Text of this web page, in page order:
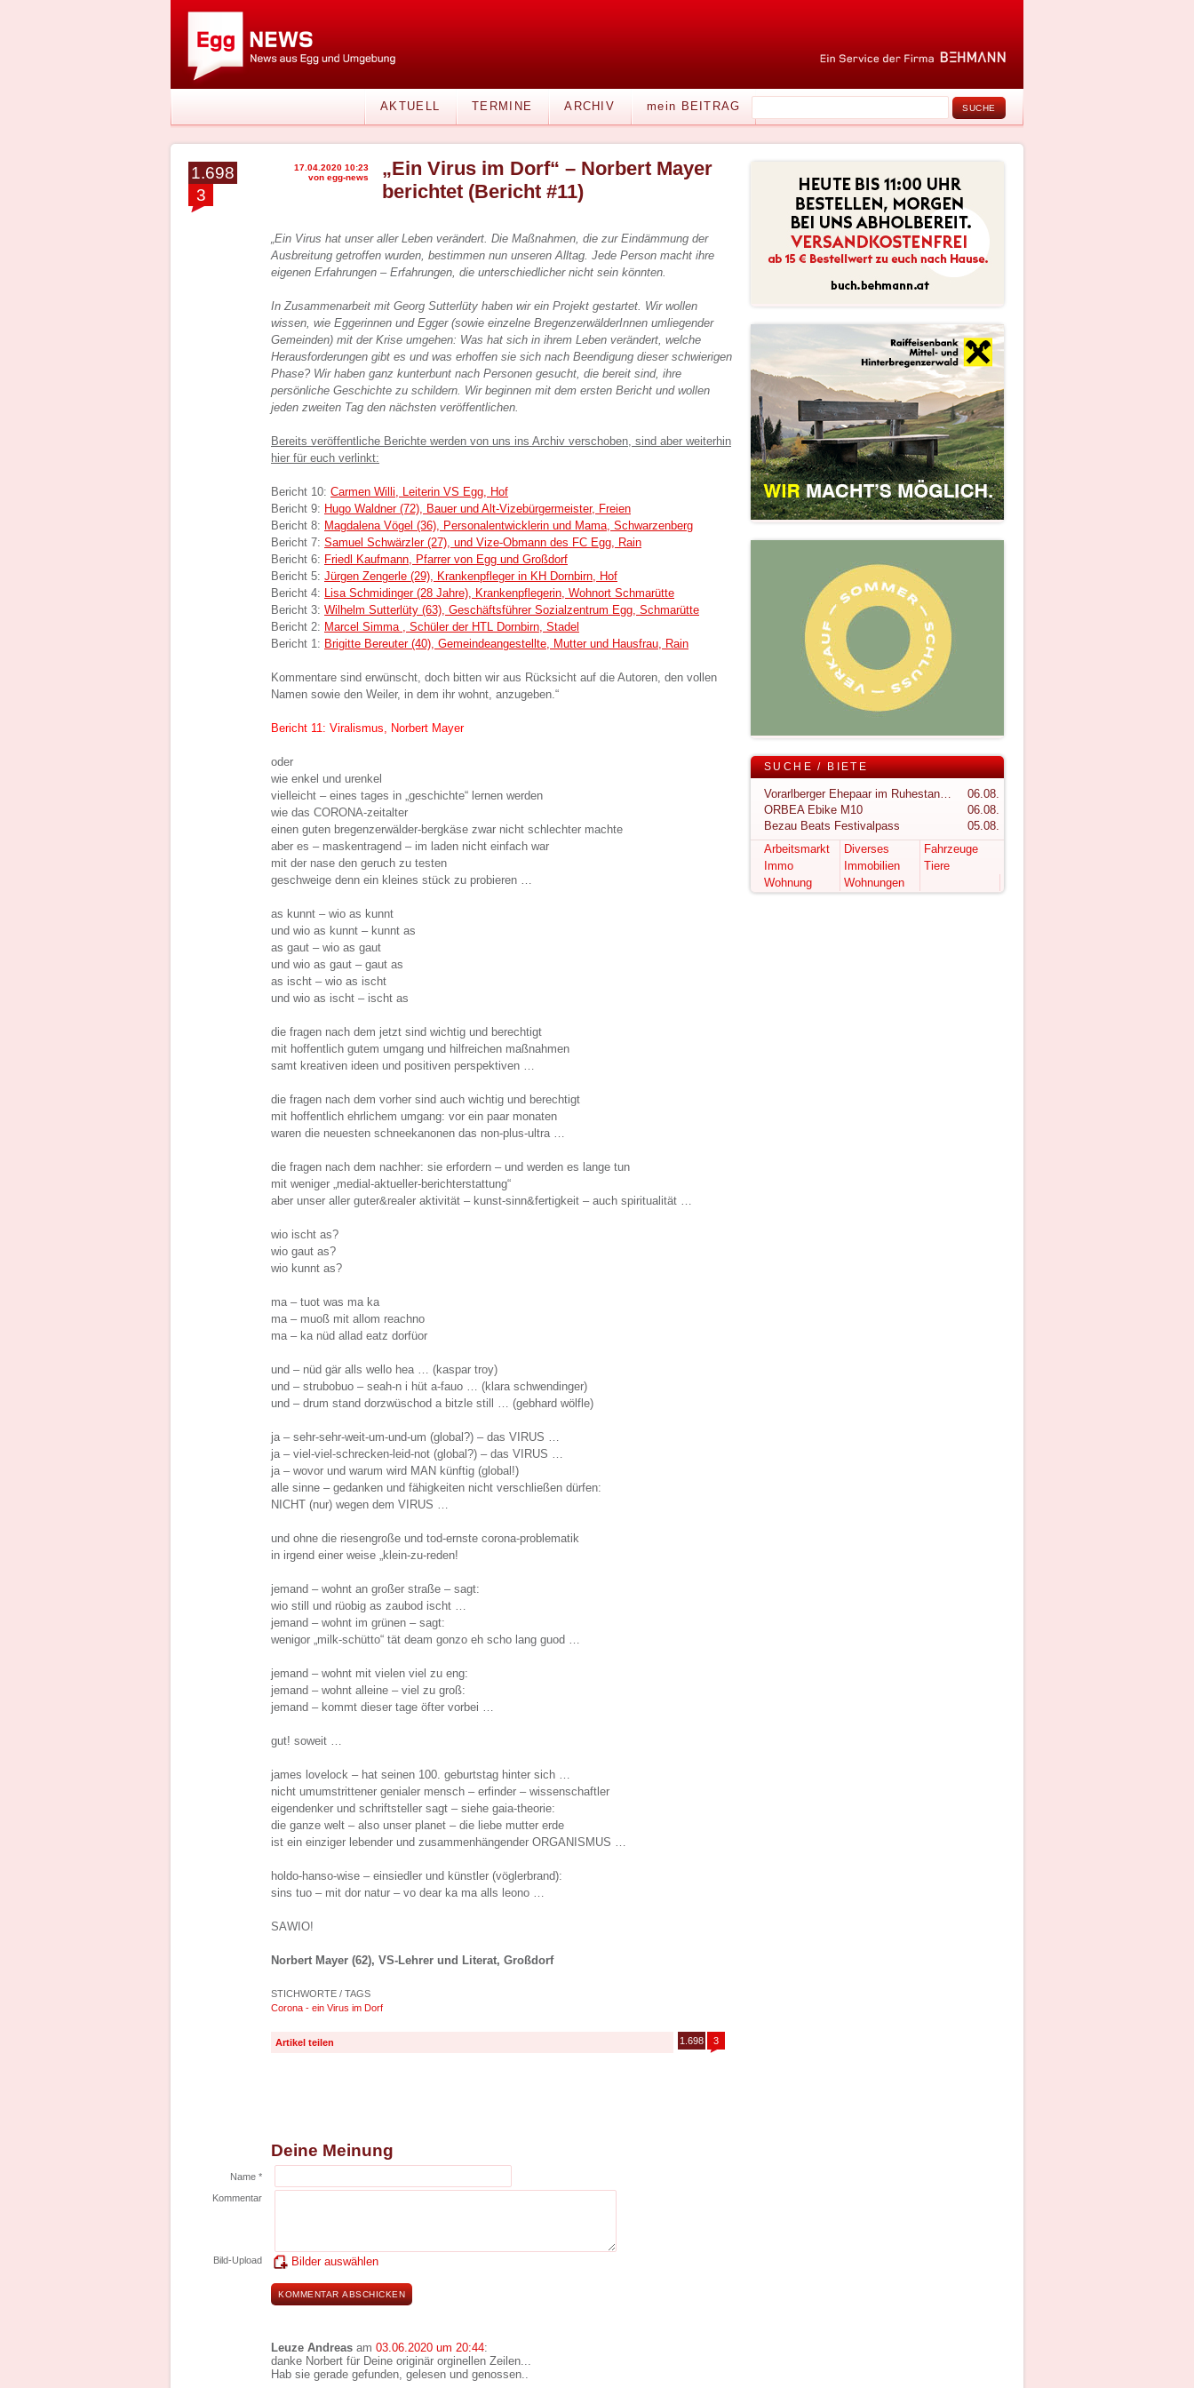
AKTUELL TERMINE ARCHIV mein BEITRAG
1.698
3
17.04.2020 10:23
von egg-news
„Ein Virus im Dorf“ – Norbert Mayer
berichtet (Bericht #11)
„Ein Virus hat unser aller Leben verändert. Die Maßnahmen, die zur Eindämmung der
Ausbreitung getroffen wurden, bestimmen nun unseren Alltag. Jede Person macht ihre
eigenen Erfahrungen – Erfahrungen, die unterschiedlicher nicht sein könnten.
In Zusammenarbeit mit Georg Sutterlüty haben wir ein Projekt gestartet. Wir wollen
wissen, wie Eggerinnen und Egger (sowie einzelne BregenzerwälderInnen umliegender
Gemeinden) mit der Krise umgehen: Was hat sich in ihrem Leben verändert, welche
Herausforderungen gibt es und was erhoffen sie sich nach Beendigung dieser schwierigen
Phase? Wir haben ganz kunterbunt nach Personen gesucht, die bereit sind, ihre
persönliche Geschichte zu schildern. Wir beginnen mit dem ersten Bericht und wollen
jeden zweiten Tag den nächsten veröffentlichen.
Bereits veröffentliche Berichte werden von uns ins Archiv verschoben, sind aber weiterhin
hier für euch verlinkt:
Bericht 10: Carmen Willi, Leiterin VS Egg, Hof
Bericht 9: Hugo Waldner (72), Bauer und Alt-Vizebürgermeister, Freien
Bericht 8: Magdalena Vögel (36), Personalentwicklerin und Mama, Schwarzenberg
Bericht 7: Samuel Schwärzler (27), und Vize-Obmann des FC Egg, Rain
Bericht 6: Friedl Kaufmann, Pfarrer von Egg und Großdorf
Bericht 5: Jürgen Zengerle (29), Krankenpfleger in KH Dornbirn, Hof
Bericht 4: Lisa Schmidinger (28 Jahre), Krankenpflegerin, Wohnort Schmarütte
Bericht 3: Wilhelm Sutterlüty (63), Geschäftsführer Sozialzentrum Egg, Schmarütte
Bericht 2: Marcel Simma , Schüler der HTL Dornbirn, Stadel
Bericht 1: Brigitte Bereuter (40), Gemeindeangestellte, Mutter und Hausfrau, Rain
Kommentare sind erwünscht, doch bitten wir aus Rücksicht auf die Autoren, den vollen
Namen sowie den Weiler, in dem ihr wohnt, anzugeben.“
Bericht 11: Viralismus, Norbert Mayer
oder
wie enkel und urenkel
vielleicht – eines tages in „geschichte“ lernen werden
wie das CORONA-zeitalter
einen guten bregenzerwälder-bergkäse zwar nicht schlechter machte
aber es – maskentragend – im laden nicht einfach war
mit der nase den geruch zu testen
geschweige denn ein kleines stück zu probieren …
as kunnt – wio as kunnt
und wio as kunnt – kunnt as
as gaut – wio as gaut
und wio as gaut – gaut as
as ischt – wio as ischt
und wio as ischt – ischt as
die fragen nach dem jetzt sind wichtig und berechtigt
mit hoffentlich gutem umgang und hilfreichen maßnahmen
samt kreativen ideen und positiven perspektiven …
die fragen nach dem vorher sind auch wichtig und berechtigt
mit hoffentlich ehrlichem umgang: vor ein paar monaten
waren die neuesten schneekanonen das non-plus-ultra …
die fragen nach dem nachher: sie erfordern – und werden es lange tun
mit weniger „medial-aktueller-berichterstattung“
aber unser aller guter&realer aktivität – kunst-sinn&fertigkeit – auch spiritualität …
wio ischt as?
wio gaut as?
wio kunnt as?
ma – tuot was ma ka
ma – muoß mit allom reachno
ma – ka nüd allad eatz dorfüor
und – nüd gär alls wello hea … (kaspar troy)
und – strubobuo – seah-n i hüt a-fauo … (klara schwendinger)
und – drum stand dorzwüschod a bitzle still … (gebhard wölfle)
ja – sehr-sehr-weit-um-und-um (global?) – das VIRUS …
ja – viel-viel-schrecken-leid-not (global?) – das VIRUS …
ja – wovor und warum wird MAN künftig (global!)
alle sinne – gedanken und fähigkeiten nicht verschließen dürfen:
NICHT (nur) wegen dem VIRUS …
und ohne die riesengroße und tod-ernste corona-problematik
in irgend einer weise „klein-zu-reden!
jemand – wohnt an großer straße – sagt:
wio still und rüobig as zaubod ischt …
jemand – wohnt im grünen – sagt:
wenigor „milk-schütto“ tät deam gonzo eh scho lang guod …
jemand – wohnt mit vielen viel zu eng:
jemand – wohnt alleine – viel zu groß:
jemand – kommt dieser tage öfter vorbei …
gut! soweit …
james lovelock – hat seinen 100. geburtstag hinter sich …
nicht umumstrittener genialer mensch – erfinder – wissenschaftler
eigendenker und schriftsteller sagt – siehe gaia-theorie:
die ganze welt – also unser planet – die liebe mutter erde
ist ein einziger lebender und zusammenhängender ORGANISMUS …
holdo-hanso-wise – einsiedler und künstler (vöglerbrand):
sins tuo – mit dor natur – vo dear ka ma alls leono …
SAWIO!
Norbert Mayer (62), VS-Lehrer und Literat, Großdorf
STICHWORTE / TAGS
Corona - ein Virus im Dorf
Artikel teilen 1.698 3
Deine Meinung
Name *
Kommentar
Bild-Upload Bilder auswählen
Leuze Andreas am 03.06.2020 um 20:44:
danke Norbert für Deine originär orginellen Zeilen...
Hab sie gerade gefunden, gelesen und genossen..
SUCHE / BIETE
Vorarlberger Ehepaar im Ruhestand sucht ruhigen Rückzugsort im Bregenzerwald
06.08.
ORBEA Ebike M10
06.08.
Bezau Beats Festivalpass
05.08.
Arbeitsmarkt
Diverses
Fahrzeuge
Immo
Immobilien
Tiere
Wohnung
Wohnungen